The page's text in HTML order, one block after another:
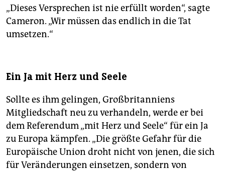
„Dieses Versprechen ist nie erfüllt worden“, sagte
Cameron. „Wir müssen das endlich in die Tat
umsetzen.“
Ein Ja mit Herz und Seele
Sollte es ihm gelingen, Großbritanniens
Mitgliedschaft neu zu verhandeln, werde er bei
dem Referendum „mit Herz und Seele“ für ein Ja
zu Europa kämpfen. „Die größte Gefahr für die
Europäische Union droht nicht von jenen, die sich
für Veränderungen einsetzen, sondern von